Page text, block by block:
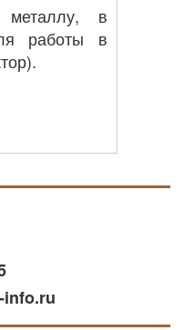
металлу, в
работы в
info.ru